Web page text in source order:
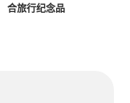
合旅行纪念品